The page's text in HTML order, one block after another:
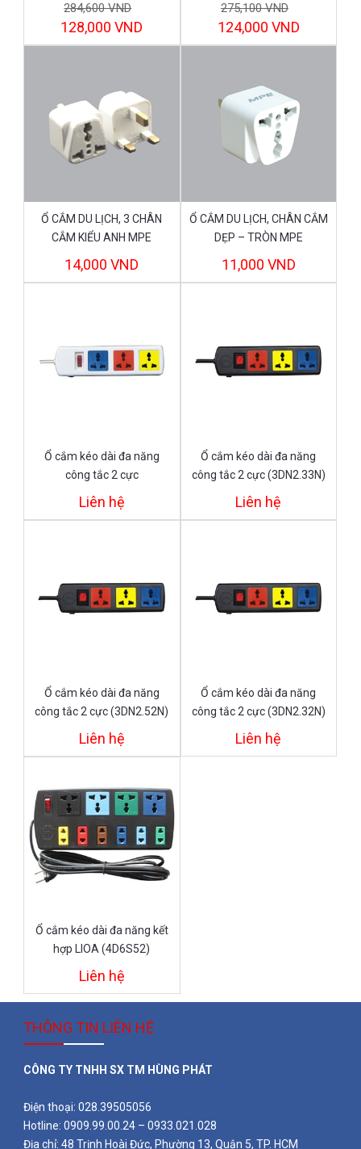
284,600 VND
128,000 VND
275,100 VND
124,000 VND
Ổ CẮM DU LỊCH, 3 CHÂN
CẮM KIỂU ANH MPE
14,000 VND
Ổ CẮM DU LỊCH, CHÂN CẮM
DẸP – TRÒN MPE
11,000 VND
Ổ cắm kéo dài đa năng
công tắc 2 cực
(3DN2.32WN)
Liên hệ
Ổ cắm kéo dài đa năng
công tắc 2 cực (3DN2.33N)
Liên hệ
Ổ cắm kéo dài đa năng
công tắc 2 cực (3DN2.52N)
Liên hệ
Ổ cắm kéo dài đa năng
công tắc 2 cực (3DN2.32N)
Liên hệ
Ổ cắm kéo dài đa năng kết
hợp LIOA (4D6S52)
Liên hệ
THÔNG TIN LIÊN HỆ
CÔNG TY TNHH SX TM HÙNG PHÁT
Điện thoại: 028.39505056
Hotline: 0909.99.00.24 – 0933.021.028
Địa chỉ: 48 Trịnh Hoài Đức, Phường 13, Quận 5, TP. HCM